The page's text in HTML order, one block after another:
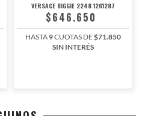
VERSACE BIGGIE 2248 1261287
$646.650
HASTA9CUOTAS DE$71.850
SIN INTERÉS